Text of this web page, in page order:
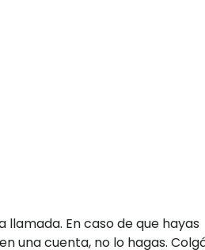
En caso de que hayas
una cuenta, no lo hagas.